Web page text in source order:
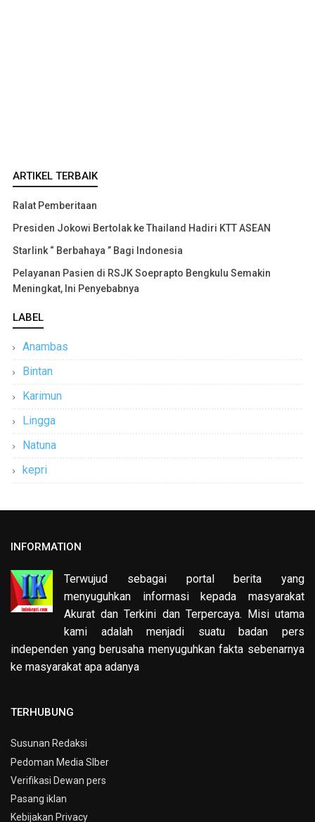
ARTIKEL TERBAIK
Ralat Pemberitaan
Presiden Jokowi Bertolak ke Thailand Hadiri KTT ASEAN
Starlink “ Berbahaya ” Bagi Indonesia
Pelayanan Pasien di RSJK Soeprapto Bengkulu Semakin
Meningkat, Ini Penyebabnya
LABEL
Anambas
Bintan
Karimun
Lingga
Natuna
kepri
INFORMATION
Terwujud sebagai portal berita yang
menyuguhkan informasi kepada masyarakat
Akurat dan Terkini dan Terpercaya. Misi utama
kami adalah menjadi suatu badan pers
independen yang berusaha menyuguhkan fakta sebenarnya
ke masyarakat apa adanya
TERHUBUNG
Susunan Redaksi
Pedoman Media SIber
Verifikasi Dewan pers
Pasang iklan
Kebijakan Privacy